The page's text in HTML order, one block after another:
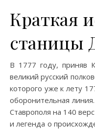
Краткая
станицы
В 1777 году, приняв
великий русский
которого уже к лету
оборонительная
Ставрополя на 140
и легенда о